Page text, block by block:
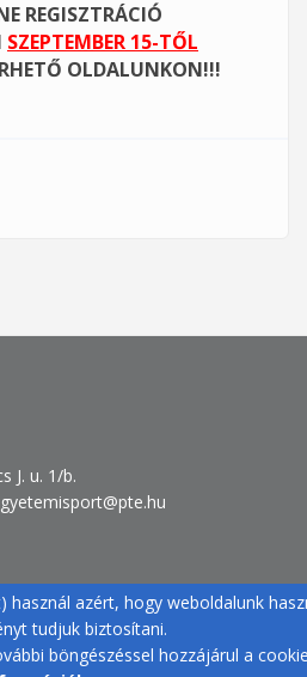
REGISZTRÁCIÓ
SZEPTEMBER 15-TŐL
OLDALUNKON!!!
J. u. 1/b.
használ azért, hogy weboldalunk
tudjuk biztosítani.
böngészéssel hozzájárul a